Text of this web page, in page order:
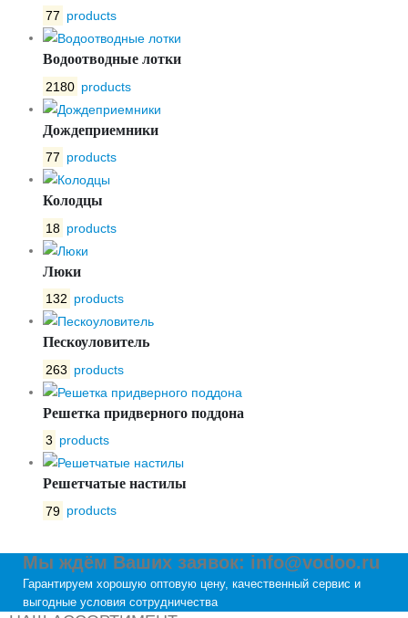
77 products
Водоотводные лотки
2180 products
Дождеприемники
77 products
Колодцы
18 products
Люки
132 products
Пескоуловитель
263 products
Решетка придверного поддона
3 products
Решетчатые настилы
79 products
Мы ждём Ваших заявок: info@vodoo.ru
Гарантируем хорошую оптовую цену, качественный сервис и
выгодные условия сотрудничества